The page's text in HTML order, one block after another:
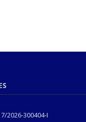
2026-300404-I